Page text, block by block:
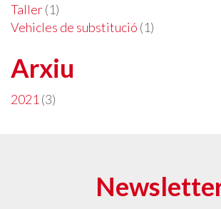
Taller(1)
Vehicles de substitució (1)
Arxiu
2021 (3)